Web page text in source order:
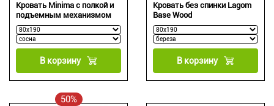
Кровать Minima с полкой и
подъемным механизмом
В корзину
Кровать без спинки Lagom
Base Wood
В корзину
50%